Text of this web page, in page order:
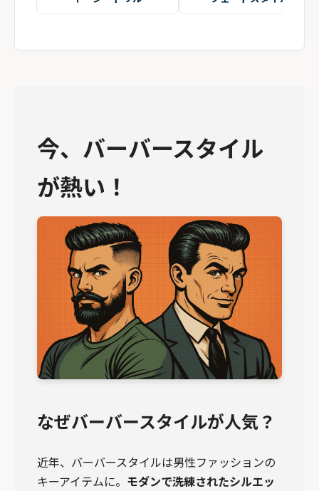
今、バーバースタイル
が熱い！
なぜバーバースタイルが人気？
近年、バーバースタイルは男性ファッションの
キーアイテムに。 モダンで洗練されたシルエッ